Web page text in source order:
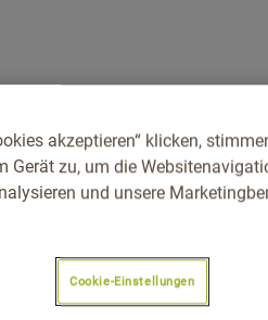
akzeptieren“ klicken,
Gerät zu, um die
und unsere
Cookie-Einstellungen